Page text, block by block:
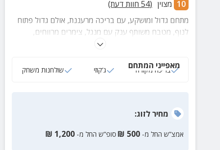
10 מצוין (
54 חוות דעת)
מתחם גדול ומושקע, עם בריכה מרעננת, אולם גדול פתוח
לנוף, מטבח משותף ענק עם מנגל, צימרים מרווחים,
מאפייני המתחם
בריכה מקורה ג‘קוזי שולחנות משחק
מחירלזוג:
אמצ”ש החל מ- 500
₪ סופ”ש החל מ- 1,200
₪